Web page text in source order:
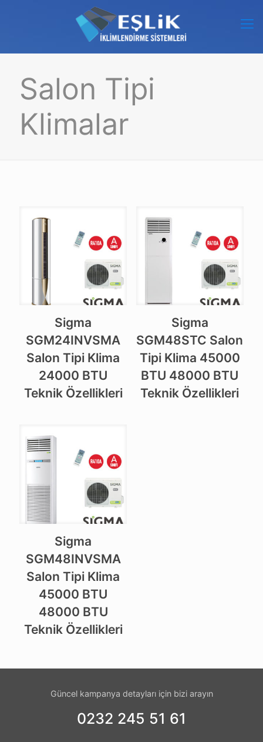
Salon Tipi
Klimalar
Sigma
SGM24INVSMA
Salon Tipi Klima
24000 BTU
Teknik Özellikleri
Sigma
SGM48STC Salon
Tipi Klima 45000
BTU 48000 BTU
Teknik Özellikleri
Sigma
SGM48INVSMA
Salon Tipi Klima
45000 BTU
48000 BTU
Teknik Özellikleri
Güncel kampanya detayları için bizi arayın
0232 245 51 61